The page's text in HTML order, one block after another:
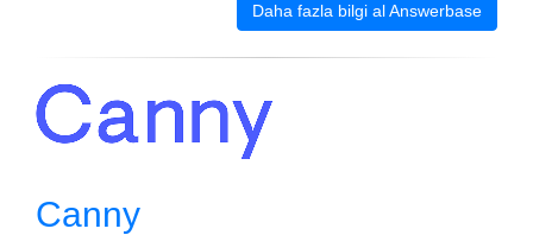
Daha fazla bilgi al Answerbase
Canny